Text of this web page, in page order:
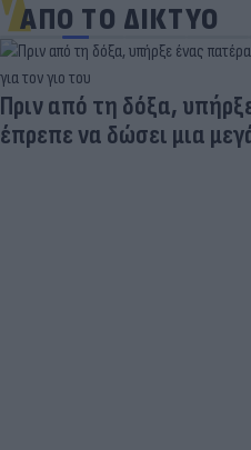
ΑΠΟ ΤΟ ΔΙΚΤΥΟ
Πριν από τη δόξα,
έπρεπε να δώσει μια